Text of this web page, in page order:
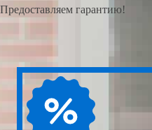
Предоставляем гарантию!